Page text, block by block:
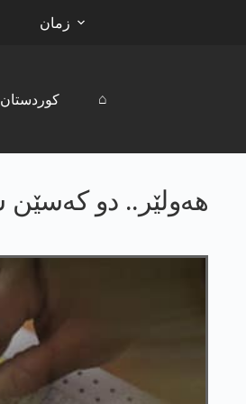
زمان
کوردستان ⌂
هه‌ولێر.. دو کەسێن